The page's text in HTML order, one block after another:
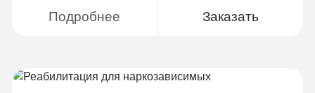
Подробнее Заказать